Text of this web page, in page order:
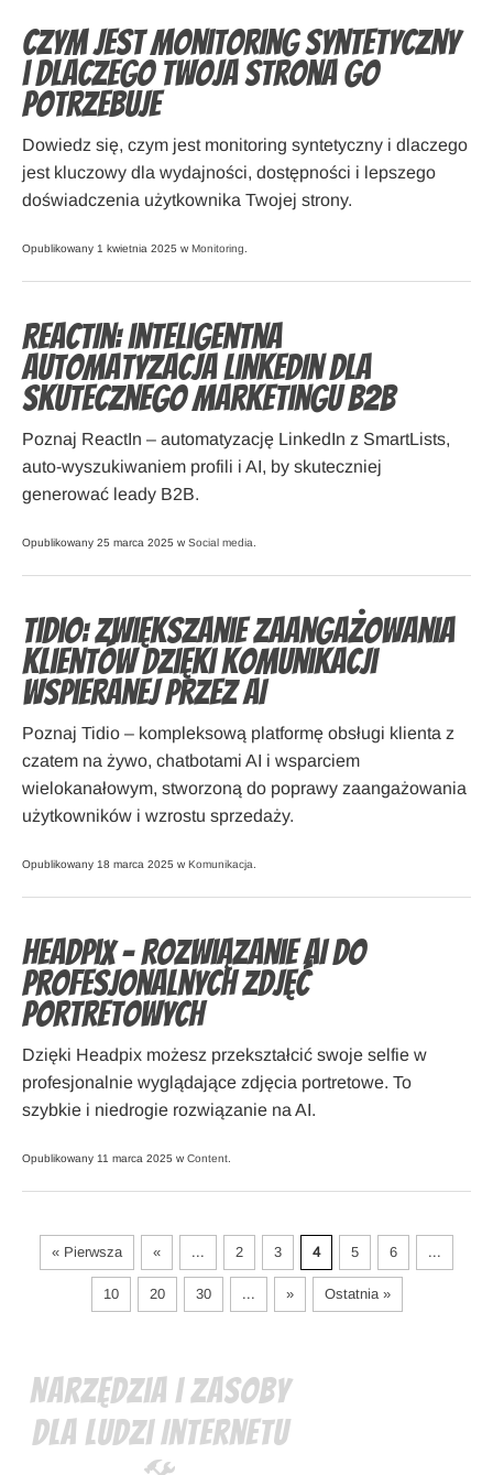
Czym jest monitoring syntetyczny
i dlaczego Twoja strona go
potrzebuje
Dowiedz się, czym jest monitoring syntetyczny i dlaczego
jest kluczowy dla wydajności, dostępności i lepszego
doświadczenia użytkownika Twojej strony.
Opublikowany 1 kwietnia 2025 w Monitoring
ReactIn: inteligentna
automatyzacja LinkedIn dla
skutecznego marketingu B2B
Poznaj ReactIn – automatyzację LinkedIn z SmartLists,
auto-wyszukiwaniem profili i AI, by skuteczniej
generować leady B2B.
Opublikowany 25 marca 2025 w Social media
Tidio: zwiększanie zaangażowania
klientów dzięki komunikacji
wspieranej przez AI
Poznaj Tidio – kompleksową platformę obsługi klienta z
czatem na żywo, chatbotami AI i wsparciem
wielokanałowym, stworzoną do poprawy zaangażowania
użytkowników i wzrostu sprzedaży.
Opublikowany 18 marca 2025 w Komunikacja
Headpix – rozwiązanie AI do
profesjonalnych zdjęć
portretowych
Dzięki Headpix możesz przekształcić swoje selfie w
profesjonalnie wyglądające zdjęcia portretowe. To
szybkie i niedrogie rozwiązanie na AI.
Opublikowany 11 marca 2025 w Content
« Pierwsza « ... 2 3 4 5 6 ...
10 20 30 ... » Ostatnia »
Narzędzia i zasoby
dla ludzi Internetu